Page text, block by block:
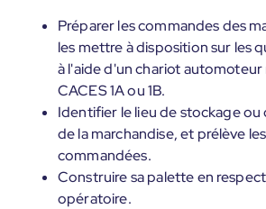
Préparer les commandes des
les mettre à disposition sur les
à l'aide d'un chariot automoteur
CACES 1A ou 1B.
Identifier le lieu de stockage
de la marchandise, et prélève
commandées.
Construire sa palette en
opératoire.